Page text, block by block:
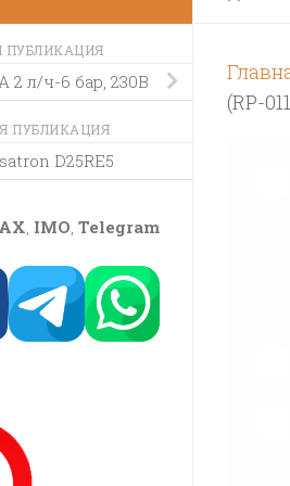
(RP-
2 л/ч-6 бар, 230В
ПУБЛИКАЦИЯ
D25RE5
, IMO, Telegram